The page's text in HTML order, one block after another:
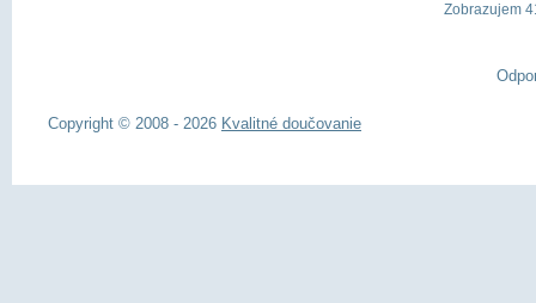
Zobrazujem
Copyright © 2008 - 2026 Kvalitné doučovanie